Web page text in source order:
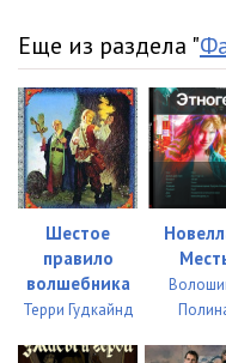
027
028
Еще из раздела "
Шестое
правило
волшебника
Терри Гудкайнд